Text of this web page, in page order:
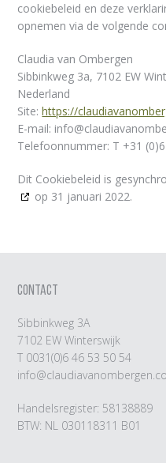
cookiebeleid en deze
opnemen via de volgende
Claudia van Ombergen
Sibbinkweg 3a, 7102 EW
Nederland
Site:https://
E-mail: info@
Telefoonnummer: T +31
Dit Cookiebeleid is
op 31 januari 2022.
CONTACT
Sibbinkweg 3A
7102 EW Winterswijk
T 0031(0)6 46 53 50 54
Handelsregister: 58138889
BTW: NL 030118311 B01